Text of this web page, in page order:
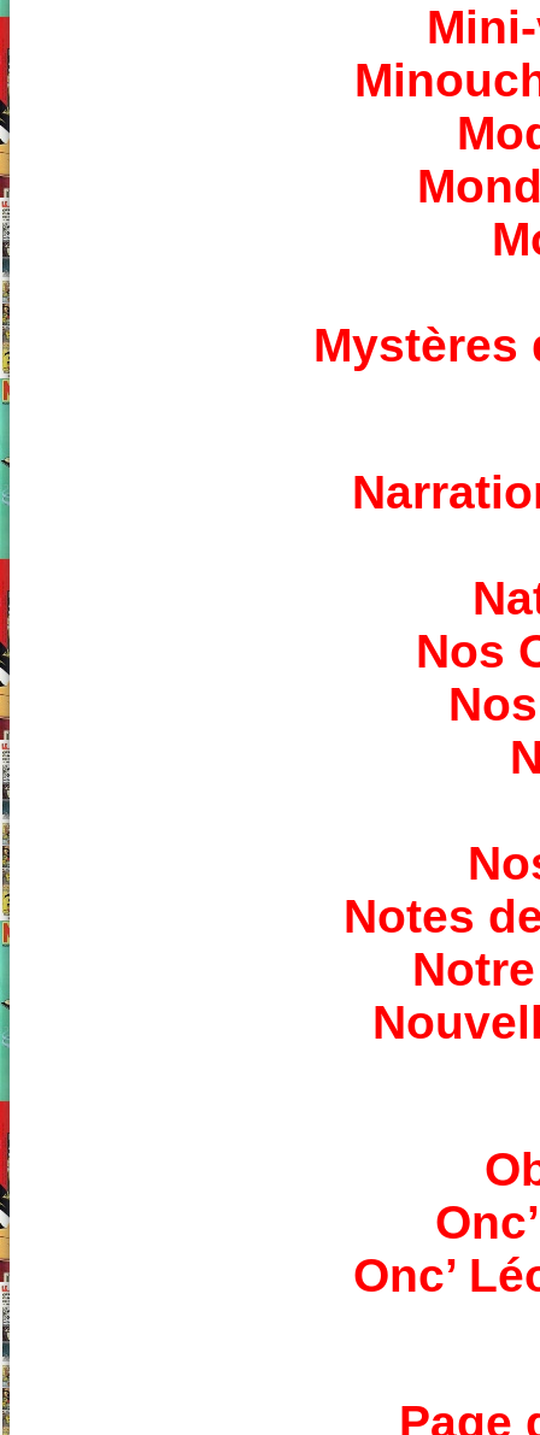
Mystères
Nos
Notes
Onc’
Page